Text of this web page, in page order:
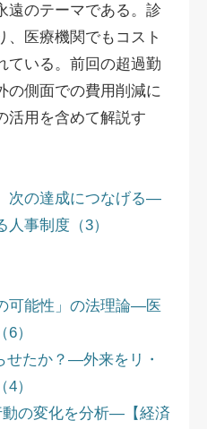
のテーマである。診
、医療機関でもコスト
ている。前回の超過勤
の側面での費用削減に
活用を含めて解説す
次の達成につなげる―
事制度（3）
可能性」の法理論―医
）
せたか？―外来をリ・
）
動の変化を分析―【経済